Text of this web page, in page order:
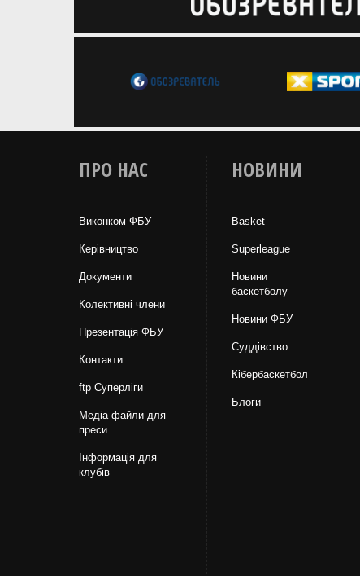
ПРО НАС
Виконком ФБУ
Керівництво
Документи
Колективні члени
Презентація ФБУ
Контакти
ftp Суперліги
Медіа файли для
преси
Інформація для
клубів
НОВИНИ
Basket
Superleague
Новини
баскетболу
Новини ФБУ
Суддівство
Кібербаскетбол
Блоги